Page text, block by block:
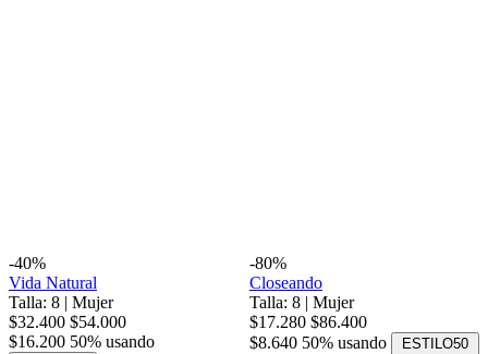
-40%
Vida Natural
Talla: 8 | Mujer
$32.400 $54.000
$16.200 50% usando
-80%
Closeando
Talla: 8 | Mujer
$17.280 $86.400
$8.640 50% usando ESTILO50